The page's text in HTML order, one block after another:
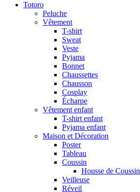
Totoro
Peluche
Vêtement
T-shirt
Sweat
Veste
Pyjama
Bonnet
Chaussettes
Chausson
Cosplay
Écharpe
Vêtement enfant
T-shirt enfant
Pyjama enfant
Maison et Décoration
Poster
Tableau
Coussin
Housse de Coussin
Veilleuse
Réveil